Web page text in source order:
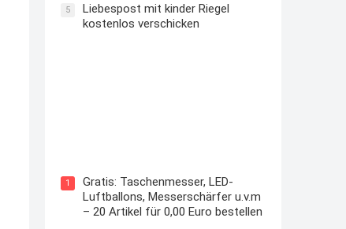
5
Liebespost mit kinder Riegel
kostenlos verschicken
1
Gratis: Taschenmesser, LED-
Luftballons, Messerschärfer u.v.m
– 20 Artikel für 0,00 Euro bestellen